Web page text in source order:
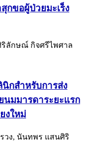
กขอผู้ป่วยมะเร็ง
ลักษณ์ กิจศรีไพศาล
กสำหรับการส่ง
นมมารดาระยะแรก
งใหม่
วง, นันทพร แสนศิริ